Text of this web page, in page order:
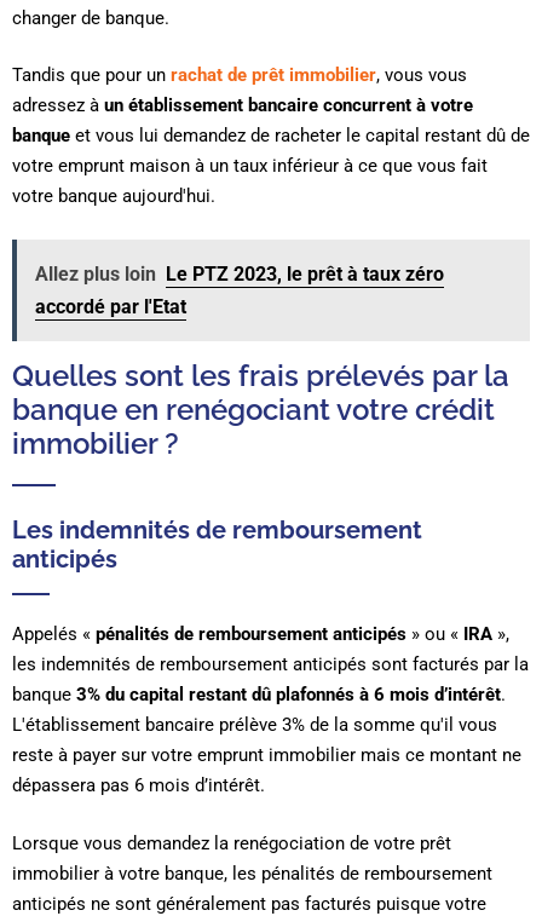
changer de banque.
Tandis que pour un rachat de prêt immobilier, vous vous
adressez à un établissement bancaire concurrent à votre
banque et vous lui demandez de racheter le capital restant dû de
votre emprunt maison à un taux inférieur à ce que vous fait
votre banque aujourd'hui.
Allez plus loin Le PTZ 2023, le prêt à taux zéro
accordé par l'Etat
Quelles sont les frais prélevés par la
banque en renégociant votre crédit
immobilier ?
Les indemnités de remboursement
anticipés
Appelés « pénalités de remboursement anticipés » ou « IRA »,
les indemnités de remboursement anticipés sont facturés par la
banque 3% du capital restant dû plafonnés à 6 mois d’intérêt.
L'établissement bancaire prélève 3% de la somme qu'il vous
reste à payer sur votre emprunt immobilier mais ce montant ne
dépassera pas 6 mois d’intérêt.
Lorsque vous demandez la renégociation de votre prêt
immobilier à votre banque, les pénalités de remboursement
anticipés ne sont généralement pas facturés puisque votre